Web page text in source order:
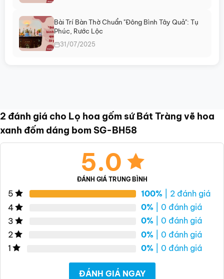
Bài Trí Bàn Thờ Chuẩn "Đông Bình Tây Quả": Tụ
Phúc, Rước Lộc
31/07/2025
2 đánh giá cho Lọ hoa gốm sứ Bát Tràng vẽ hoa
xanh đốm dáng bom SG-BH58
5.0
ĐÁNH GIÁ TRUNG BÌNH
5 100% | 2 đánh giá
4
0% | 0 đánh giá
3
0% | 0 đánh giá
2
0% | 0 đánh giá
1
0% | 0 đánh giá
ĐÁNH GIÁ NGAY